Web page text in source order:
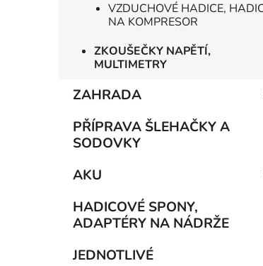
VZDUCHOVÉ HADICE,
NA KOMPRESOR
ZKOUŠEČKY NAPĚTÍ,
MULTIMETRY
ZAHRADA
PŘÍPRAVA ŠLEHAČKY A
SODOVKY
AKU
HADICOVÉ SPONY,
ADAPTÉRY NA NÁDRŽE
JEDNOTLIVÉ